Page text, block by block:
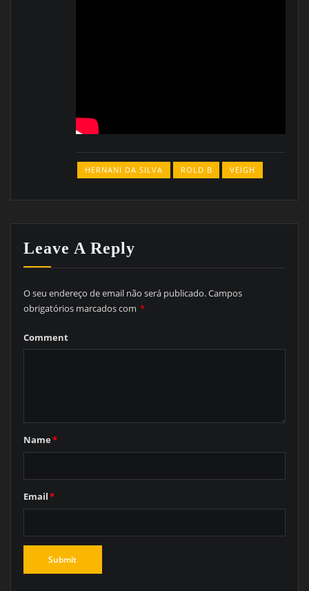
HERNANI DA SILVA ROLD B VEIGH
Leave A Reply
O seu endereço de email não será publicado.Campos
obrigatórios marcados com *
Comment
Name*
Email*